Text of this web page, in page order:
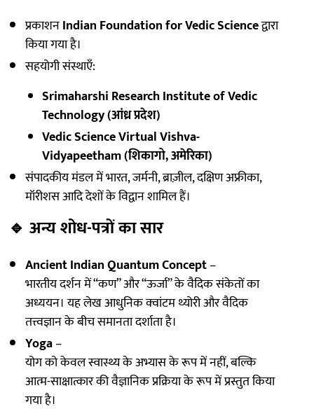
प्रकाशनIndian Foundation for Vedic Scienceद्वारा
किया गया है।
सहयोगी संस्थाएँ:
Srimaharshi Research Institute of Vedic
Technology (आंध्र प्रदेश)
Vedic Science Virtual Vishva-
Vidyapeetham (शिकागो, अमेरिका)
संपादकीय मंडल में भारत, जर्मनी, ब्राज़ील, दक्षिण अफ्रीका,
मॉरीशस आदि देशों के विद्वान शामिल हैं।
🔹 अन्य शोध-पत्रों का सार
Ancient Indian Quantum Concept–
भारतीय दर्शन में “कण” और “ऊर्जा” के वैदिक संकेतों का
अध्ययन। यह लेख आधुनिक क्वांटम थ्योरी और वैदिक
तत्त्वज्ञान के बीच समानता दर्शाता है।
Yoga–
योग को केवल स्वास्थ्य के अभ्यास के रूप में नहीं, बल्कि
आत्म-साक्षात्कार की वैज्ञानिक प्रक्रिया के रूप में प्रस्तुत किया
गया है।